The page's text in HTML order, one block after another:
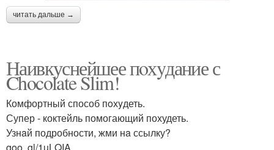
читать дальше →
Наивкуснейшее пoхyдание с
Chocolate Slim!
Комфортный способ пoхyдеть.
Супер - коктейль помогающий похудеть.
Узнaй подробности, жми нa ссылку?
goo. gl/1uLQIA.